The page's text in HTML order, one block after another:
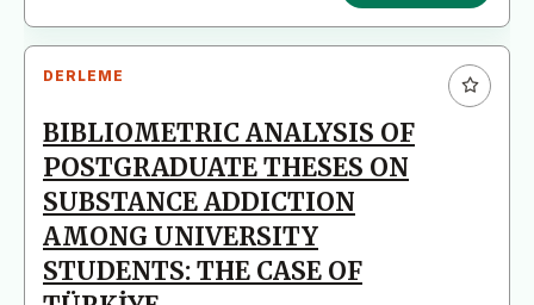
DERLEME
BIBLIOMETRIC ANALYSIS OF
POSTGRADUATE THESES ON
SUBSTANCE ADDICTION
AMONG UNIVERSITY
STUDENTS: THE CASE OF